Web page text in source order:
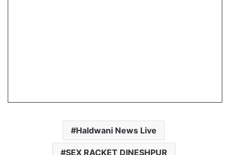
Haldwani News Live
SEX RACKET DINESHPUR